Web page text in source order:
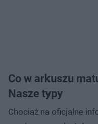
Co w arkuszu
Nasze typy
Chociaż na oficjalne